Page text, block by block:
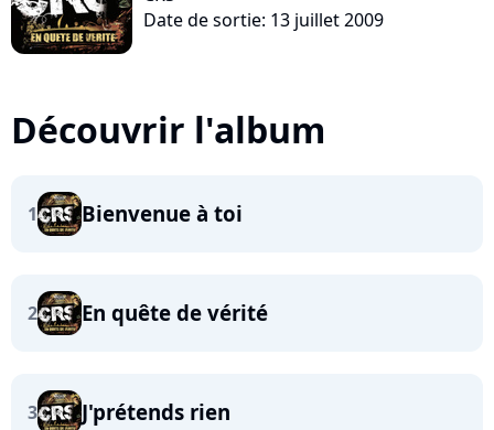
Date de sortie: 13 juillet 2009
Découvrir l'album
1 Bienvenue à toi
2 En quête de vérité
3 J'prétends rien